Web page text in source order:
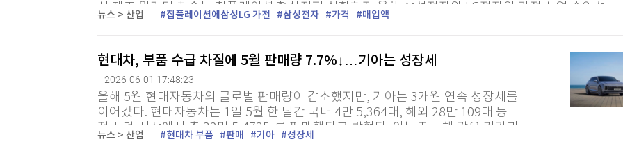
서 제조 원가만 치솟는 칩플레이션 현상까지 심화하자 올해 삼성전자와 LG전자의 가전 사업 수익성...
뉴스 > 산업 칩플레이션에삼성LG 가전 삼성전자 가격 매입액
현대차, 부품 수급 차질에 5월 판매량 7.7%↓…기아는 성장세
2026-06-01 17:48:23
올해 5월 현대자동차의 글로벌 판매량이 감소했지만, 기아는 3개월 연속 성장세를
이어갔다. 현대자동차는 1일 5월 한 달간 국내 4만 5,364대, 해외 28만 109대 등
전 세계 시장에서 총 32만 5,473대를 판매했다고 밝혔다. 이는 지난해 같은 기간과
비교해 7.7% 감소한 수치다. 특히 지난해보다 국내 판매는 23.1%, 해외...
뉴스 > 산업 현대차 부품 판매 기아 성장세